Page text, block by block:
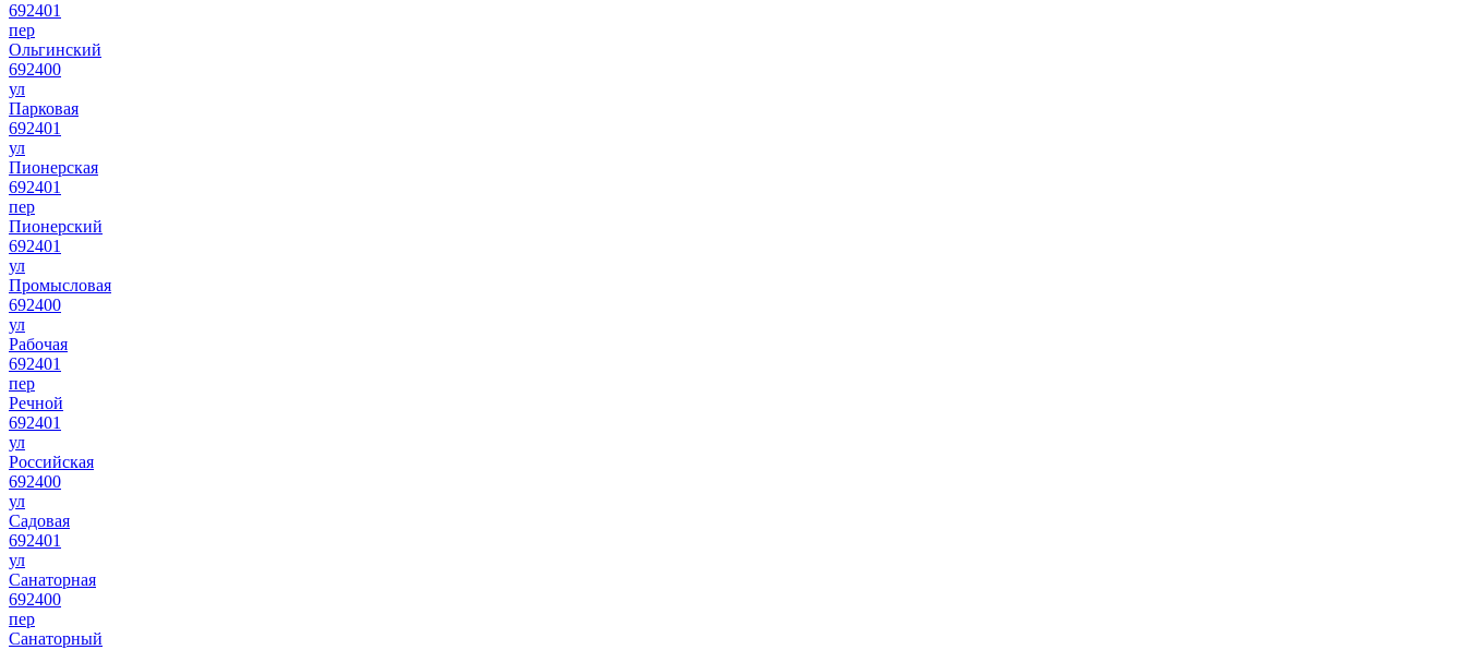
692401
пер
Ольгинский
692400
ул
Парковая
692401
ул
Пионерская
692401
пер
Пионерский
692401
ул
Промысловая
692400
ул
Рабочая
692401
пер
Речной
692401
ул
Российская
692400
ул
Садовая
692401
ул
Санаторная
692400
пер
Санаторный